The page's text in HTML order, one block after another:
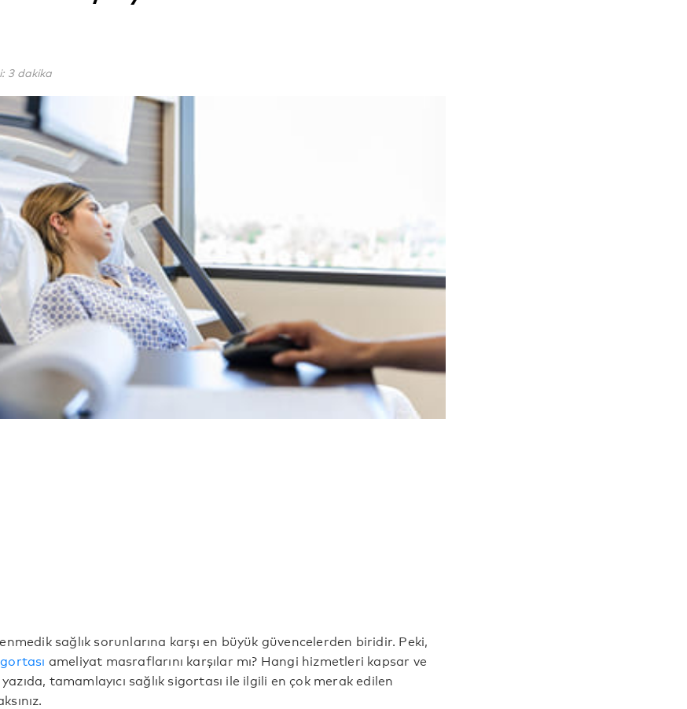
3 dakika
sağlık sorunlarına karşı en büyük güvencelerden biridir. Peki,
ameliyat masraflarını karşılar mı? Hangi hizmetleri kapsar ve
tamamlayıcı sağlık sigortası ile ilgili en çok merak edilen